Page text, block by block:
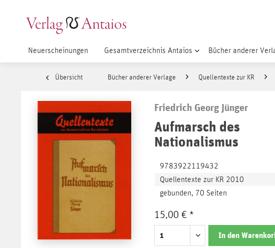
Neuerscheinungen Gesamtverzeichnis Antaios Bücher anderer
Übersicht Bücher anderer Verlage Quellentexte zur KR
Friedrich Georg Jünger
Aufmarsch des
Nationalismus
9783922119432
Quellentexte zur KR 2010
gebunden, 70 Seiten
15,00 € *
In den